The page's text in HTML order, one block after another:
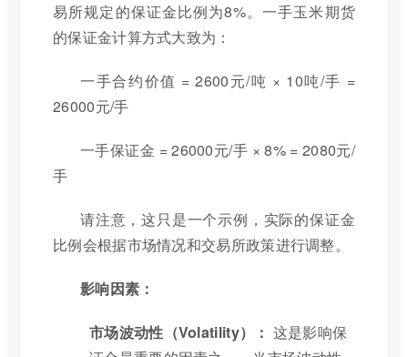
易所规定的保证金比例为8%。一手玉米期货
的保证金计算方式大致为：
一手合约价值 = 2600元/吨 × 10吨/手 =
26000元/手
一手保证金 = 26000元/手 × 8% = 2080元/
手
请注意，这只是一个示例，实际的保证金
比例会根据市场情况和交易所政策进行调整。
影响因素：
市场波动性（Volatility）： 这是影响保